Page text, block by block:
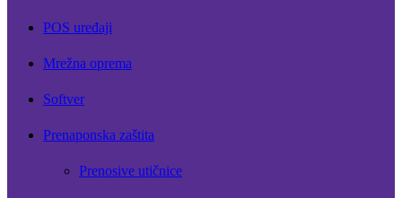
POS uređaji
Mrežna oprema
Softver
Prenaponska zaštita
Prenosive utičnice